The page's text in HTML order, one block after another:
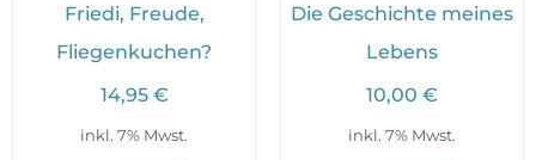
Friedi, Freude,
Fliegenkuchen?
14,95 €
inkl. 7% Mwst.
Die Geschichte meines
Lebens
10,00 €
inkl. 7% Mwst.